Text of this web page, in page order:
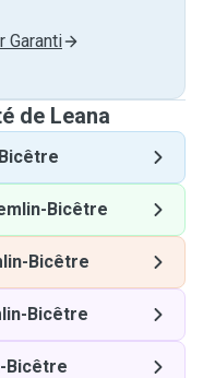
Garanti
de Leana
Bicêtre
Bicêtre
Bicêtre
Bicêtre